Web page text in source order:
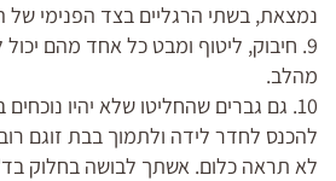
נמצאת, בשתי הרגליים בצד הפנימי
9. חיבוק, ליטוף ומבט כל אחד מהם
מהלב.
10. גם גברים שהחליטו שלא יהיו
להכנס לחדר לידה ולתמוך בבת זוגם
לא תראה כלום. אשתך לבושה בחלוק